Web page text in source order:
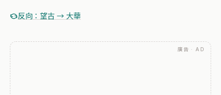
反向：望古 → 大華
廣告 · AD